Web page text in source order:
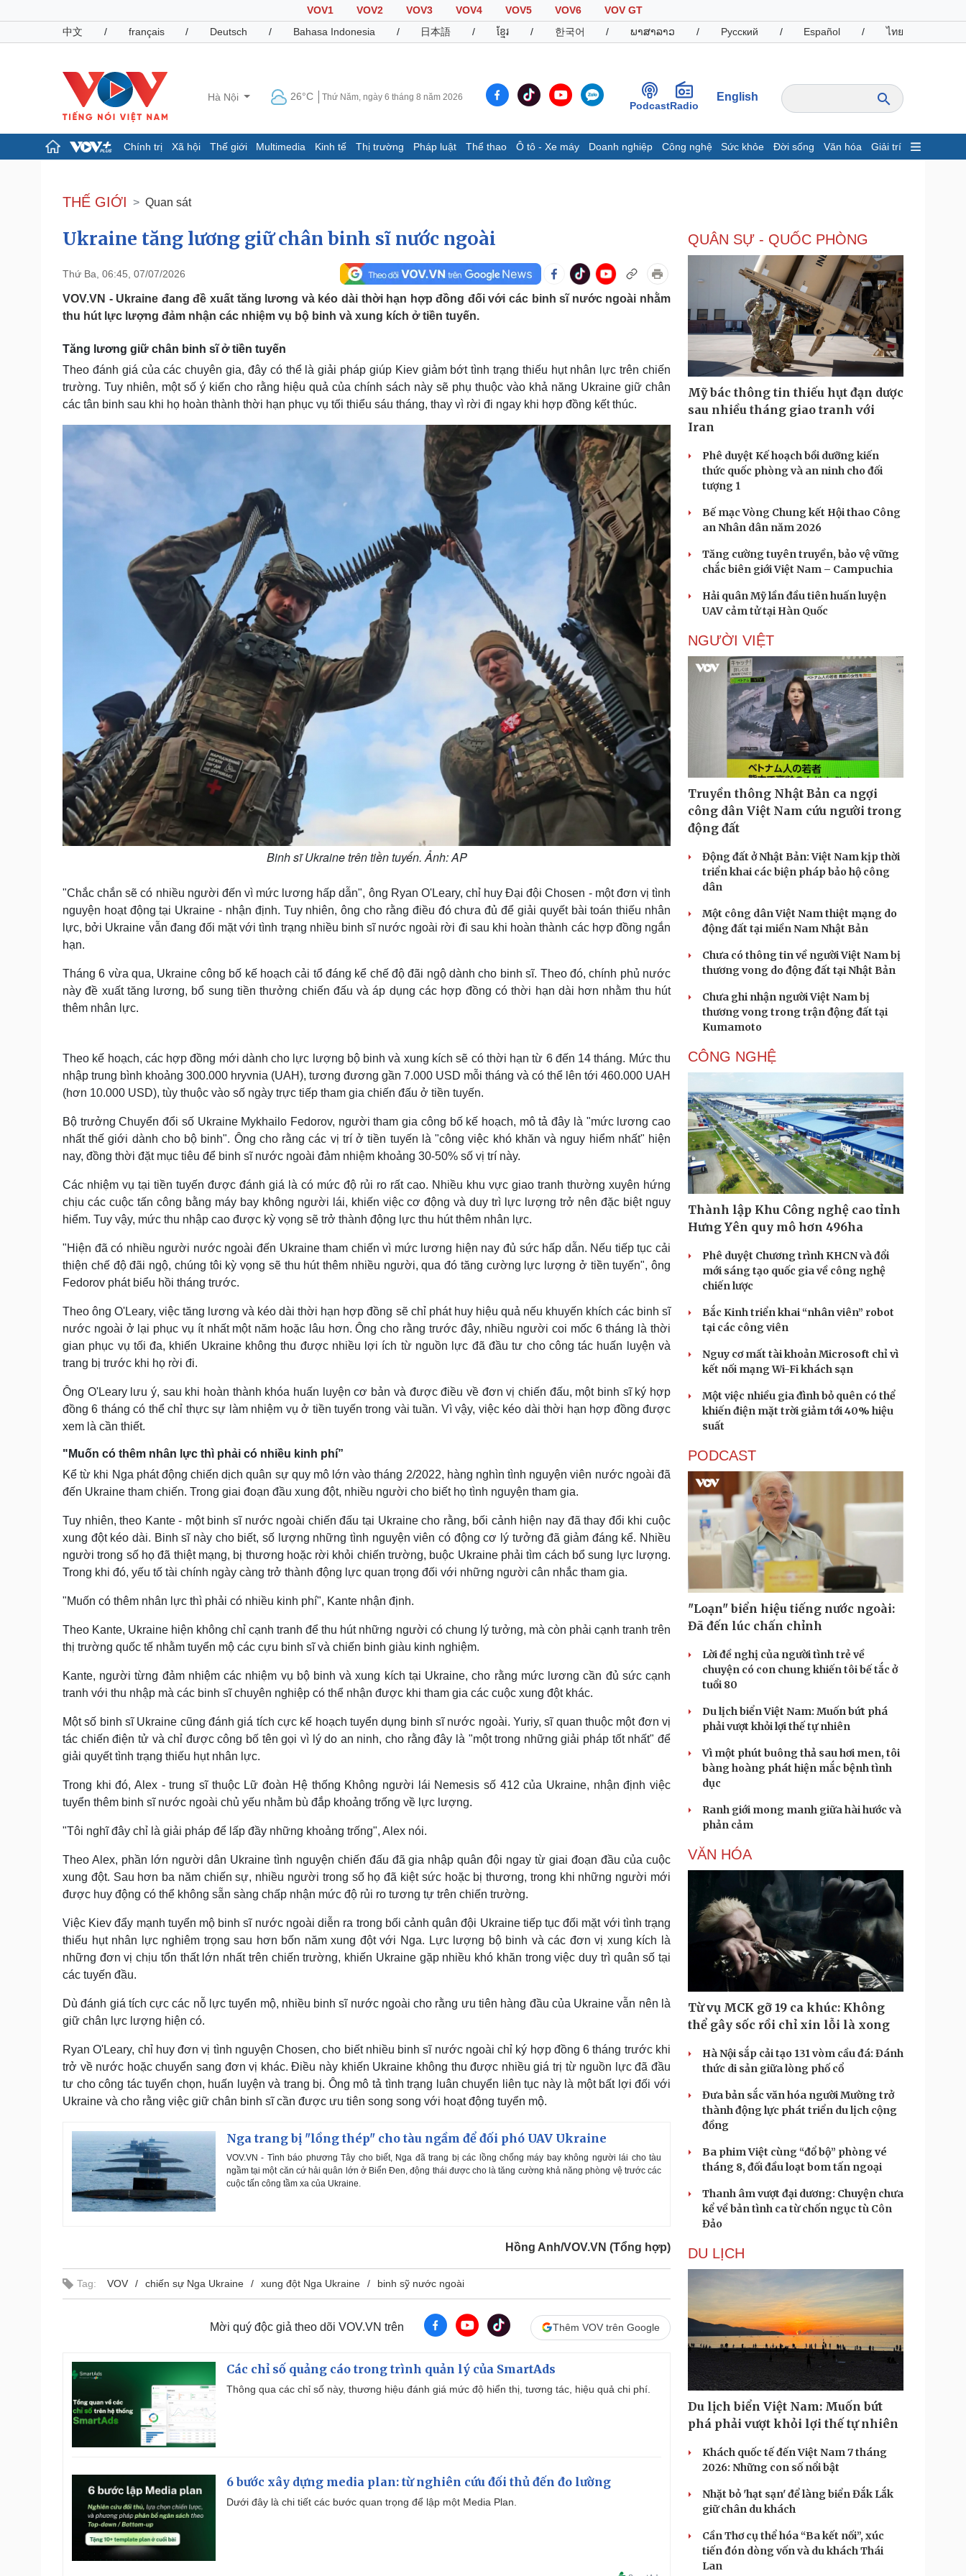
VOV1 VOV2 VOV3 VOV4 VOV5 VOV6
VOV GT
中文
/ français / Deutsch / Bahasa Indonesia / 日本語 / ខ្មែរ / 한국어 / ພາສາລາວ / Русский / Español / ไทย
Hà Nội 26°C Thứ Năm, ngày 6 tháng 8 năm 2026
PodcastRadio
English
Chính trị Xã hội Thế giới Multimedia Kinh tế Thị trường Pháp luật Thể thao Ô tô - Xe máy Doanh nghiệp Công nghệ Sức khỏe Đời sống Văn hóa Giải trí
Đảng
Tổ chức nhân sự
Nhận diện sự thật
Dấu ấn VOV
Chứng khoán
Giá cà phê
Pháp luật
Vụ án
Tư vấn luật
Quân sự - Quốc phòng
Vũ khí
Phân tích
Thể thao
Bóng đá
Hậu trường
Ô tô - Xe máy
Doanh nghiệp
Thông tin doanh nghiệp
Vì cộng đồng
Công nghệ
Sành điệu
Tin Công nghệ
Trải nghiệm
Chuyển đổi số
Sức khỏe
Cây thuốc
Đời sống
Văn hóa
Giải trí
Thời trang
Sao Việt
Săn Tour
check-in
Podcast
Câu chuyện thời sự
Cửa sổ tình yêu
Kể chuyện cho bé
Hạt giống tâm hồn
THẾ GIỚI Quan sát
Ukraine tăng lương giữ chân binh sĩ nước ngoài
Thứ Ba, 06:45, 07/07/2026
VOV.VN - Ukraine đang đề xuất tăng lương và kéo dài thời hạn hợp đồng đối với các binh sĩ nước ngoài nhằm
thu hút lực lượng đảm nhận các nhiệm vụ bộ binh và xung kích ở tiền tuyến.
Tăng lương giữ chân binh sĩ ở tiền tuyến
Theo đánh giá của các chuyên gia, đây có thể là giải pháp giúp Kiev giảm bớt tình trạng thiếu hụt nhân lực trên chiến
trường. Tuy nhiên, một số ý kiến cho rằng hiệu quả của chính sách này sẽ phụ thuộc vào khả năng Ukraine giữ chân
các tân binh sau khi họ hoàn thành thời hạn phục vụ tối thiểu sáu tháng, thay vì rời đi ngay khi hợp đồng kết thúc.
Binh sĩ Ukraine trên tiền tuyến. Ảnh: AP
"Chắc chắn sẽ có nhiều người đến vì mức lương hấp dẫn", ông Ryan O'Leary, chỉ huy Đại đội Chosen - một đơn vị tình
nguyện hoạt động tại Ukraine - nhận định. Tuy nhiên, ông cho rằng điều đó chưa đủ để giải quyết bài toán thiếu nhân
lực, bởi Ukraine vẫn đang đối mặt với tình trạng nhiều binh sĩ nước ngoài rời đi sau khi hoàn thành các hợp đồng ngắn
hạn.
Tháng 6 vừa qua, Ukraine công bố kế hoạch cải tổ đáng kể chế độ đãi ngộ dành cho binh sĩ. Theo đó, chính phủ nước
này đề xuất tăng lương, bổ sung tiền thưởng chiến đấu và áp dụng các hợp đồng có thời hạn dài hơn nhằm thu hút
thêm nhân lực.
Theo kế hoạch, các hợp đồng mới dành cho lực lượng bộ binh và xung kích sẽ có thời hạn từ 6 đến 14 tháng. Mức thu
nhập trung bình khoảng 300.000 hryvnia (UAH), tương đương gần 7.000 USD mỗi tháng và có thể lên tới 460.000 UAH
(hơn 10.000 USD), tùy thuộc vào số ngày trực tiếp tham gia chiến đấu ở tiền tuyến.
Bộ trưởng Chuyển đổi số Ukraine Mykhailo Fedorov, người tham gia công bố kế hoạch, mô tả đây là "mức lương cao
nhất thế giới dành cho bộ binh". Ông cho rằng các vị trí ở tiền tuyến là "công việc khó khăn và nguy hiểm nhất" hiện
nay, đồng thời đặt mục tiêu để binh sĩ nước ngoài đảm nhiệm khoảng 30-50% số vị trí này.
Các nhiệm vụ tại tiền tuyến được đánh giá là có mức độ rủi ro rất cao. Nhiều khu vực giao tranh thường xuyên hứng
chịu các cuộc tấn công bằng máy bay không người lái, khiến việc cơ động và duy trì lực lượng trở nên đặc biệt nguy
hiểm. Tuy vậy, mức thu nhập cao được kỳ vọng sẽ trở thành động lực thu hút thêm nhân lực.
"Hiện đã có nhiều người nước ngoài đến Ukraine tham chiến vì mức lương hiện nay đủ sức hấp dẫn. Nếu tiếp tục cải
thiện chế độ đãi ngộ, chúng tôi kỳ vọng sẽ thu hút thêm nhiều người, qua đó tăng cường lực lượng ở tiền tuyến", ông
Fedorov phát biểu hồi tháng trước.
Theo ông O'Leary, việc tăng lương và kéo dài thời hạn hợp đồng sẽ chỉ phát huy hiệu quả nếu khuyến khích các binh sĩ
nước ngoài ở lại phục vụ ít nhất một năm hoặc lâu hơn. Ông cho rằng trước đây, nhiều người coi mốc 6 tháng là thời
gian phục vụ tối đa, khiến Ukraine không thu được nhiều lợi ích từ nguồn lực đã đầu tư cho công tác huấn luyện và
trang bị trước khi họ rời đi.
Ông O'Leary lưu ý, sau khi hoàn thành khóa huấn luyện cơ bản và được điều về đơn vị chiến đấu, một binh sĩ ký hợp
đồng 6 tháng có thể chỉ thực sự làm nhiệm vụ ở tiền tuyến trong vài tuần. Vì vậy, việc kéo dài thời hạn hợp đồng được
xem là cần thiết.
"Muốn có thêm nhân lực thì phải có nhiều kinh phí”
Kể từ khi Nga phát động chiến dịch quân sự quy mô lớn vào tháng 2/2022, hàng nghìn tình nguyện viên nước ngoài đã
đến Ukraine tham chiến. Trong giai đoạn đầu xung đột, nhiều người cho biết họ tình nguyện tham gia.
Tuy nhiên, theo Kante - một binh sĩ nước ngoài chiến đấu tại Ukraine cho rằng, bối cảnh hiện nay đã thay đổi khi cuộc
xung đột kéo dài. Binh sĩ này cho biết, số lượng những tình nguyện viên có động cơ lý tưởng đã giảm đáng kể. Nhiều
người trong số họ đã thiệt mạng, bị thương hoặc rời khỏi chiến trường, buộc Ukraine phải tìm cách bổ sung lực lượng.
Trong khi đó, yếu tố tài chính ngày càng trở thành động lực quan trọng đối với những người cân nhắc tham gia.
"Muốn có thêm nhân lực thì phải có nhiều kinh phí", Kante nhận định.
Theo Kante, Ukraine hiện không chỉ cạnh tranh để thu hút những người có chung lý tưởng, mà còn phải cạnh tranh trên
thị trường quốc tế nhằm tuyển mộ các cựu binh sĩ và chiến binh giàu kinh nghiệm.
Kante, người từng đảm nhiệm các nhiệm vụ bộ binh và xung kích tại Ukraine, cho rằng mức lương cần đủ sức cạnh
tranh với thu nhập mà các binh sĩ chuyên nghiệp có thể nhận được khi tham gia các cuộc xung đột khác.
Một số binh sĩ Ukraine cũng đánh giá tích cực kế hoạch tuyển dụng binh sĩ nước ngoài. Yuriy, sĩ quan thuộc một đơn vị
tác chiến điện tử và chỉ được công bố tên gọi vì lý do an ninh, cho rằng đây là "một trong những giải pháp tốt nhất" để
giải quyết tình trạng thiếu hụt nhân lực.
Trong khi đó, Alex - trung sĩ thuộc Lữ đoàn Hệ thống Không người lái Nemesis số 412 của Ukraine, nhận định việc
tuyển thêm binh sĩ nước ngoài chủ yếu nhằm bù đắp khoảng trống về lực lượng.
"Tôi nghĩ đây chỉ là giải pháp để lấp đầy những khoảng trống", Alex nói.
Theo Alex, phần lớn người dân Ukraine tình nguyện chiến đấu đã gia nhập quân đội ngay từ giai đoạn đầu của cuộc
xung đột. Sau hơn ba năm chiến sự, nhiều người trong số họ đã kiệt sức hoặc bị thương, trong khi những người mới
được huy động có thể không sẵn sàng chấp nhận mức độ rủi ro tương tự trên chiến trường.
Việc Kiev đẩy mạnh tuyển mộ binh sĩ nước ngoài diễn ra trong bối cảnh quân đội Ukraine tiếp tục đối mặt với tình trạng
thiếu hụt nhân lực nghiêm trọng sau hơn bốn năm xung đột với Nga. Lực lượng bộ binh và các đơn vị xung kích là
những đơn vị chịu tổn thất lớn nhất trên chiến trường, khiến Ukraine gặp nhiều khó khăn trong việc duy trì quân số tại
các tuyến đầu.
Dù đánh giá tích cực các nỗ lực tuyển mộ, nhiều binh sĩ nước ngoài cho rằng ưu tiên hàng đầu của Ukraine vẫn nên là
giữ chân lực lượng hiện có.
Ryan O'Leary, chỉ huy đơn vị tình nguyện Chosen, cho biết nhiều binh sĩ nước ngoài chỉ ký hợp đồng 6 tháng trước khi
trở về nước hoặc chuyển sang đơn vị khác. Điều này khiến Ukraine không thu được nhiều giá trị từ nguồn lực đã đầu
tư cho công tác tuyển chọn, huấn luyện và trang bị. Ông mô tả tình trạng luân chuyển liên tục này là một bất lợi đối với
Ukraine và cho rằng việc giữ chân binh sĩ cần được ưu tiên song song với hoạt động tuyển mộ.
Nga trang bị "lồng thép" cho tàu ngầm để đối phó UAV Ukraine
VOV.VN - Tình báo phương Tây cho biết, Nga đã trang bị các lồng chống máy bay không người lái cho tàu
ngầm tại một căn cứ hải quân lớn ở Biển Đen, động thái được cho là tăng cường khả năng phòng vệ trước các
cuộc tấn công tầm xa của Ukraine.
Hồng Anh/VOV.VN (Tổng hợp)
Tag: VOV chiến sự Nga Ukraine xung đột Nga Ukraine binh sỹ nước ngoài
Mời quý độc giả theo dõi VOV.VN trên Thêm VOV trên Google
Các chỉ số quảng cáo trong trình quản lý của SmartAds
Thông qua các chỉ số này, thương hiệu đánh giá mức độ hiển thị, tương tác, hiệu quả chi phí.
6 bước xây dựng media plan: từ nghiên cứu đối thủ đến đo lường
Dưới đây là chi tiết các bước quan trọng để lập một Media Plan.
QUÂN SỰ - QUỐC PHÒNG
Mỹ bác thông tin thiếu hụt đạn dược
sau nhiều tháng giao tranh với
Iran
Phê duyệt Kế hoạch bồi dưỡng kiến
thức quốc phòng và an ninh cho đối
tượng 1
Bế mạc Vòng Chung kết Hội thao Công
an Nhân dân năm 2026
Tăng cường tuyên truyền, bảo vệ vững
chắc biên giới Việt Nam – Campuchia
Hải quân Mỹ lần đầu tiên huấn luyện
UAV cảm tử tại Hàn Quốc
NGƯỜI VIỆT
Truyền thông Nhật Bản ca ngợi
công dân Việt Nam cứu người trong
động đất
Động đất ở Nhật Bản: Việt Nam kịp thời
triển khai các biện pháp bảo hộ công
dân
Một công dân Việt Nam thiệt mạng do
động đất tại miền Nam Nhật Bản
Chưa có thông tin về người Việt Nam bị
thương vong do động đất tại Nhật Bản
Chưa ghi nhận người Việt Nam bị
thương vong trong trận động đất tại
Kumamoto
CÔNG NGHỆ
Thành lập Khu Công nghệ cao tỉnh
Hưng Yên quy mô hơn 496ha
Phê duyệt Chương trình KHCN và đổi
mới sáng tạo quốc gia về công nghệ
chiến lược
Bắc Kinh triển khai “nhân viên” robot
tại các công viên
Nguy cơ mất tài khoản Microsoft chỉ vì
kết nối mạng Wi-Fi khách sạn
Một việc nhiều gia đình bỏ quên có thể
khiến điện mặt trời giảm tới 40% hiệu
suất
PODCAST
"Loạn" biển hiệu tiếng nước ngoài:
Đã đến lúc chấn chỉnh
Lời đề nghị của người tình trẻ về
chuyện có con chung khiến tôi bế tắc ở
tuổi 80
Du lịch biển Việt Nam: Muốn bứt phá
phải vượt khỏi lợi thế tự nhiên
Vì một phút buông thả sau hơi men, tôi
bàng hoàng phát hiện mắc bệnh tình
dục
Ranh giới mong manh giữa hài hước và
phản cảm
VĂN HÓA
Từ vụ MCK gỡ 19 ca khúc: Không
thể gây sốc rồi chỉ xin lỗi là xong
Hà Nội sắp cải tạo 131 vòm cầu đá: Đánh
thức di sản giữa lòng phố cổ
Đưa bản sắc văn hóa người Mường trở
thành động lực phát triển du lịch cộng
đồng
Ba phim Việt cùng “đổ bộ” phòng vé
tháng 8, đối đầu loạt bom tấn ngoại
Thanh âm vượt đại dương: Chuyện chưa
kể về bản tình ca từ chốn ngục tù Côn
Đảo
DU LỊCH
Du lịch biển Việt Nam: Muốn bứt
phá phải vượt khỏi lợi thế tự nhiên
Khách quốc tế đến Việt Nam 7 tháng
2026: Những con số nổi bật
Nhặt bỏ 'hạt sạn' để làng biển Đắk Lắk
giữ chân du khách
Cần Thơ cụ thể hóa “Ba kết nối”, xúc
tiến đón dòng vốn và du khách Thái
Lan